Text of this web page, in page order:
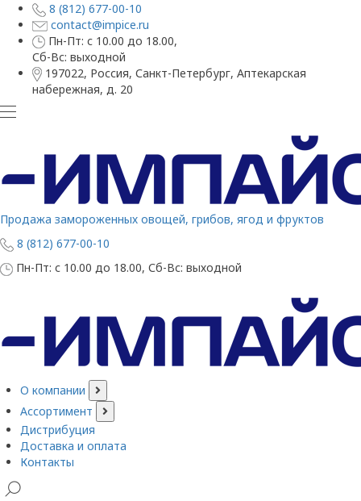
8 (812) 677-00-10
contact@impice.ru
Пн-Пт: с 10.00 до 18.00,
Сб-Вс: выходной
197022, Россия, Санкт-Петербург, Аптекарская
набережная, д. 20
Продажа замороженных овощей, грибов, ягод и фруктов
8 (812) 677-00-10
Пн-Пт: с 10.00 до 18.00, Сб-Вс: выходной
О компании
Ассортимент
Дистрибуция
Доставка и оплата
Контакты